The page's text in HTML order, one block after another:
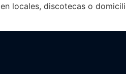
en locales, discotecas o